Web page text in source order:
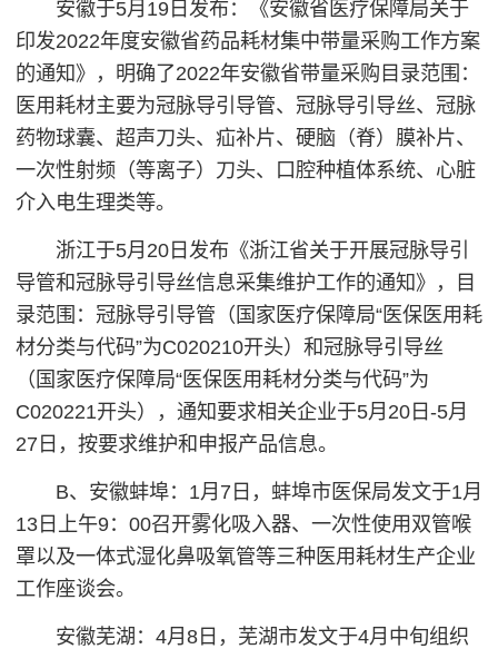
安徽于5月19日发布：《安徽省医疗保障局关于
印发2022年度安徽省药品耗材集中带量采购工作方案
的通知》，明确了2022年安徽省带量采购目录范围：
医用耗材主要为冠脉导引导管、冠脉导引导丝、冠脉
药物球囊、超声刀头、疝补片、硬脑（脊）膜补片、
一次性射频（等离子）刀头、口腔种植体系统、心脏
介入电生理类等。
浙江于5月20日发布《浙江省关于开展冠脉导引
导管和冠脉导引导丝信息采集维护工作的通知》，目
录范围：冠脉导引导管（国家医疗保障局“医保医用耗
材分类与代码”为C020210开头）和冠脉导引导丝
（国家医疗保障局“医保医用耗材分类与代码”为
C020221开头），通知要求相关企业于5月20日-5月
27日，按要求维护和申报产品信息。
B、安徽蚌埠：1月7日，蚌埠市医保局发文于1月
13日上午9：00召开雾化吸入器、一次性使用双管喉
罩以及一体式湿化鼻吸氧管等三种医用耗材生产企业
工作座谈会。
安徽芜湖：4月8日，芜湖市发文于4月中旬组织